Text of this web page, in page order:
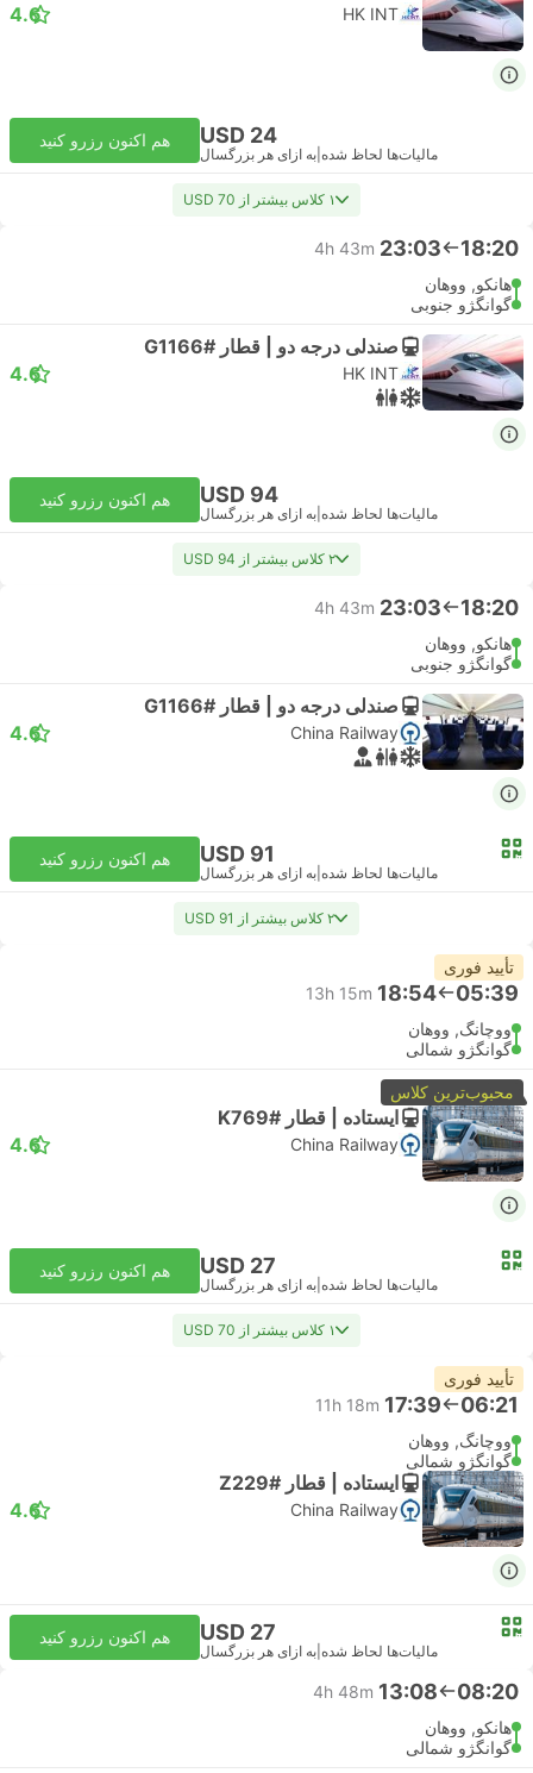
HK INT
4.6
USD 24
مالیات‌ها لحاظ شده به ازای هر بزرگسال
هم اکنون رزرو کنید
۱ کلاس بیشتر از USD 70
18:20
23:03
4h 43m
هانکو, ووهان
گوانگژو جنوبی
صندلی درجه دو | قطار #G1166
HK INT
4.6
USD 94
مالیات‌ها لحاظ شده به ازای هر بزرگسال
هم اکنون رزرو کنید
۲ کلاس بیشتر از USD 94
18:20
23:03
4h 43m
هانکو, ووهان
گوانگژو جنوبی
صندلی درجه دو | قطار #G1166
China Railway
4.6
USD 91
مالیات‌ها لحاظ شده به ازای هر بزرگسال
هم اکنون رزرو کنید
۲ کلاس بیشتر از USD 91
تأیید فوری
05:39
18:54
13h 15m
ووچانگ, ووهان
گوانگژو شمالی
محبوب‌ترین کلاس
ایستاده | قطار #K769
China Railway
4.6
USD 27
مالیات‌ها لحاظ شده به ازای هر بزرگسال
هم اکنون رزرو کنید
۱ کلاس بیشتر از USD 70
تأیید فوری
06:21
17:39
11h 18m
ووچانگ, ووهان
گوانگژو شمالی
ایستاده | قطار #Z229
China Railway
4.6
USD 27
مالیات‌ها لحاظ شده به ازای هر بزرگسال
هم اکنون رزرو کنید
08:20
13:08
4h 48m
هانکو, ووهان
گوانگژو شمالی